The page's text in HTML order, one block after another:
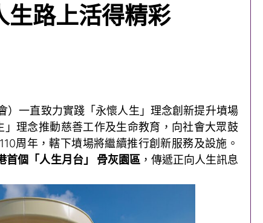
生路上活得精彩
）一直致力實踐「永懷人生」理念創新提升墳場
理念推動慈善工作及生命教育，向社會大眾鼓
周年，轄下墳場將繼續推行創新服務及設施。
首個「人生月台」 骨灰園區，傳遞正向人生訊息